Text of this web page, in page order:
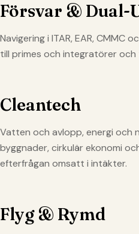
Försvar & Dual-
Navigering i ITAR, EAR, CMMC
till primes och integratörer och
Cleantech
Vatten och avlopp, energi och
byggnader, cirkulär ekonomi
efterfrågan omsatt i intäkter.
Flyg & Rymd